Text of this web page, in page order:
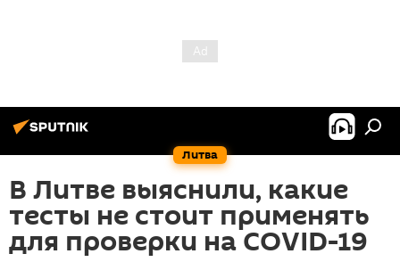
Литва
В Литве выяснили, какие
тесты не стоит применять
для проверки на COVID-19